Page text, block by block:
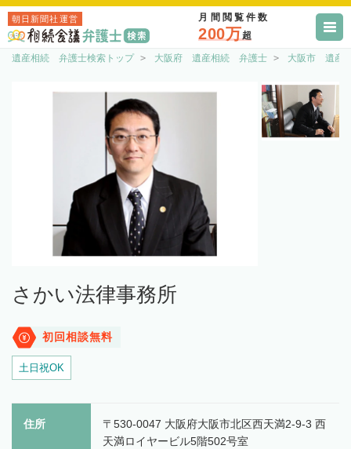
朝日新聞社運営 月間閲覧件数
200万超
遺産相続 弁護士検索トップ 大阪府 遺産相続 弁護士 大阪市 遺産
さかい法律事務所
初回相談無料
土日祝OK
住所
〒530-0047 大阪府大阪市北区西天満2-9-3 西
天満ロイヤービル5階502号室